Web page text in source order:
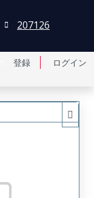
登録 ログイン
207126